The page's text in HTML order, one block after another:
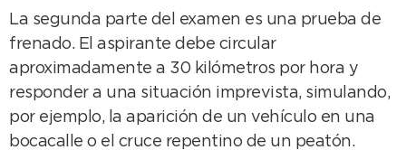
La segunda parte del examen es una prueba de
frenado. El aspirante debe circular
aproximadamente a 30 kilómetros por hora y
responder a una situación imprevista, simulando,
por ejemplo, la aparición de un vehículo en una
bocacalle o el cruce repentino de un peatón.